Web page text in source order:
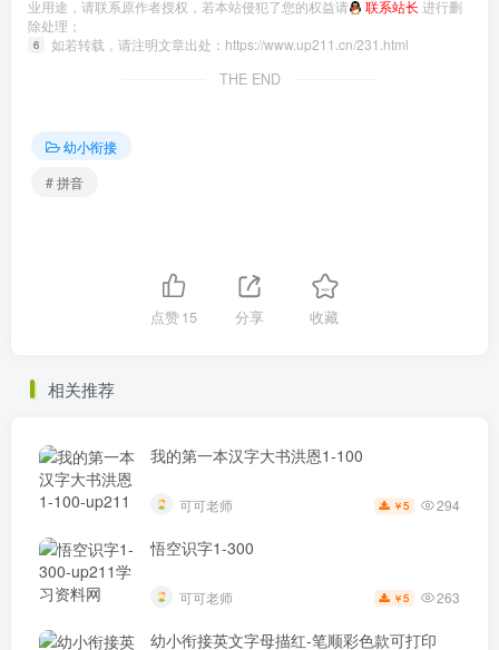
业用途，请联系原作者授权，若本站侵犯了您的权益请
联系站长 进行删
除处理；
6 如若转载，请注明文章出处： https://www.up211.cn/231.html
THE END
幼小衔接
# 拼音
点赞15 分享 收藏
相关推荐
我的第一本汉字大书洪恩1-100
可可老师 ￥5 294
悟空识字1-300
可可老师 ￥5 263
幼小衔接英文字母描红-笔顺彩色款可打印